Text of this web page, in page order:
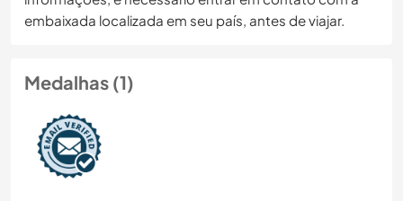
embaixada localizada em seu país, antes de viajar.
Medalhas (1)